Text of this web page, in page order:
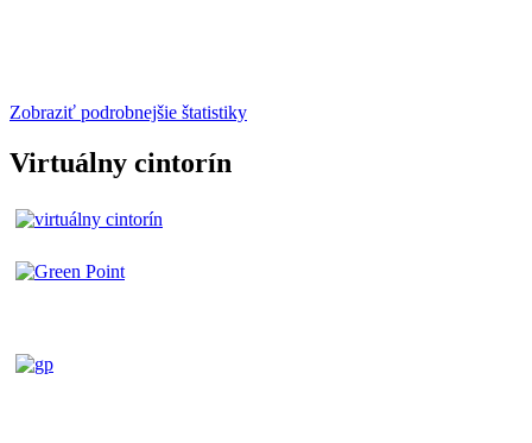
Zobraziť podrobnejšie štatistiky
Virtuálny cintorín